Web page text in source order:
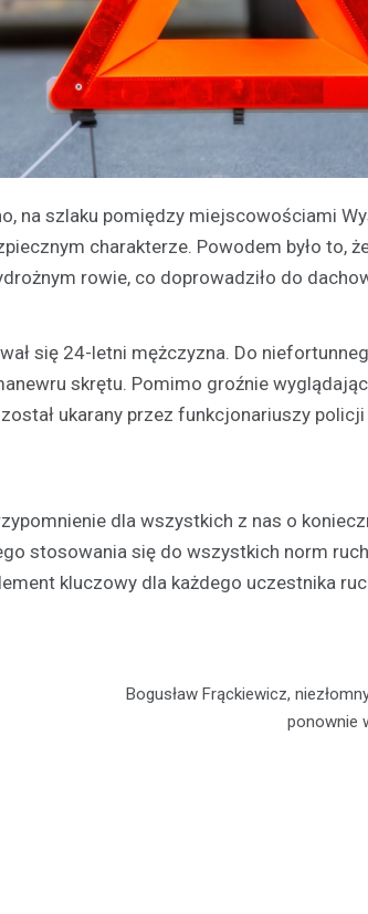
na szlaku pomiędzy miejscowościami
charakterze. Powodem było to,
rowie, co doprowadziło do
się 24-letni mężczyzna. Do
skrętu. Pomimo groźnie
ukarany przez funkcjonariuszy
dla wszystkich z nas o
stosowania się do wszystkich norm
kluczowy dla każdego uczestnika
Bogusław Frąckiewicz,
ponownie
4415W na
19 września 2024